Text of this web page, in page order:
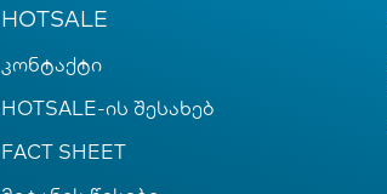
HOTSALE
კონტაქტი
HOTSALE-ის შესახებ
FACT SHEET